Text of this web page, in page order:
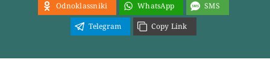
Odnoklassniki
WhatsApp
SMS
Telegram
Copy Link